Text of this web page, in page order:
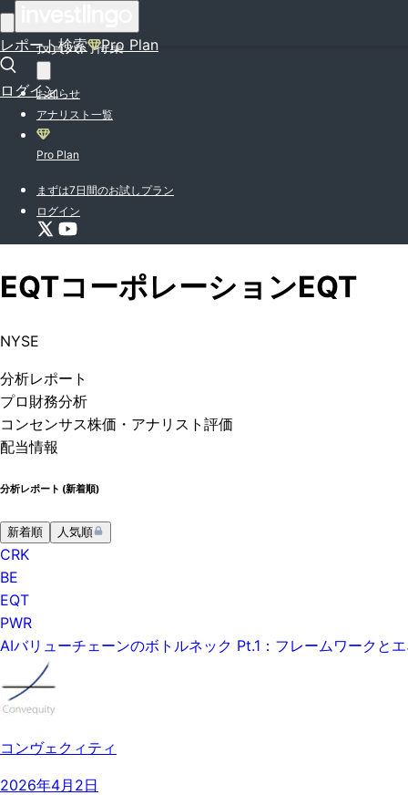
レポート検索 Pro Plan
ログイン
投資入門特集
お知らせ
アナリスト一覧
Pro Plan
まずは7日間のお試しプラン
ログイン
EQTコーポレーションEQT
NYSE
分析レポート
プロ 財務分析
コンセンサス株価 ・アナリスト評価
配当情報
分析レポート (新着順)
新着順 人気順
CRK
BE
EQT
PWR
AIバリューチェーンのボトルネック Pt.1：フレームワークと
コンヴェクィティ
2026年4月2日